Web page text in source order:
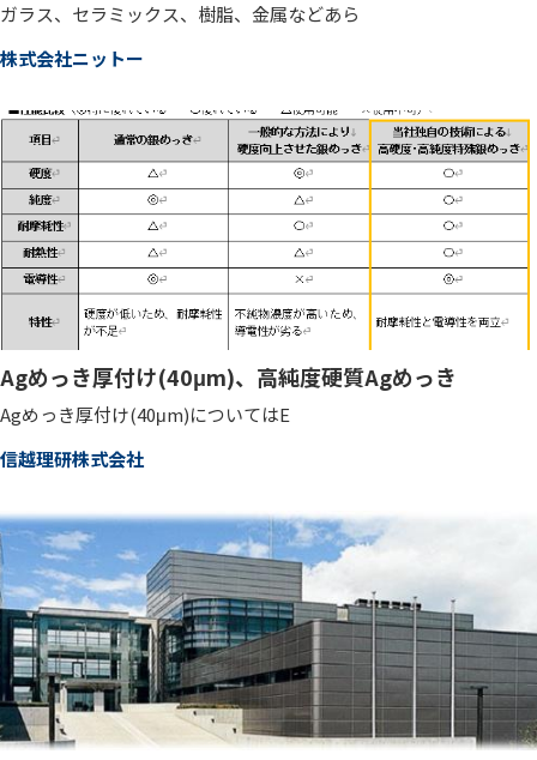
ガラス、セラミックス、樹脂、金属などあら
株式会社ニットー
Agめっき厚付け(40μm)、高純度硬質Agめっき
Agめっき厚付け(40μm)についてはE
信越理研株式会社